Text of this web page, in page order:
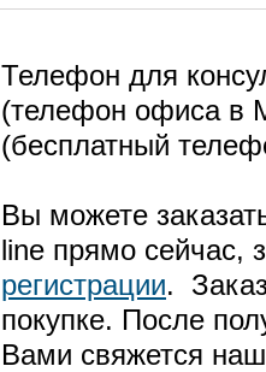
Телефон для
(телефон офиса в
(бесплатный
Вы можете
line прямо
регистрации.
покупке. После
Вами свяжется